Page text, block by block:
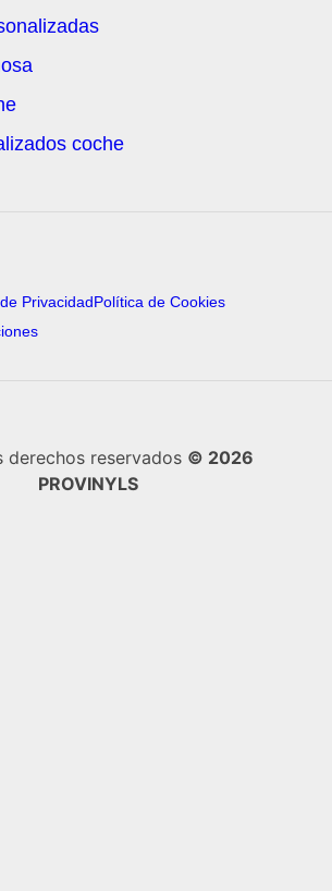
coche
PrivacidadPolítica de Cookies
derechos reservados © 2026
PROVINYLS